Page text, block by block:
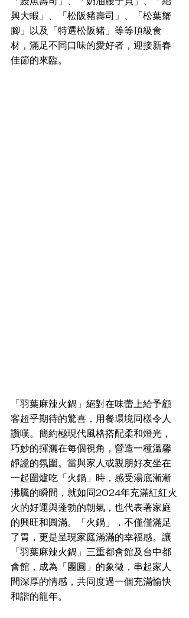
興大蝦」、「松阪豬壽司」、「松葉蟹
腳」以及「特選松阪豬」等等頂級食
材，滿足不同口味的愛好者，迎接新春
佳節的來臨。
「羽葉麻辣火鍋」絕對在味蕾上給予顧
客超乎期待的驚喜，用餐環境同樣令人
讚嘆。簡約極現代風格搭配柔和燈光，
巧妙的揮灑在每個視角，營造一種溫馨
靜謐的氛圍。當與家人或親朋好友坐在
一起圍爐吃「火鍋」時，感受湯底漸漸
沸騰的瞬間，就如同2024年充滿紅紅火
火的好運與蓬勃的朝氣，也代表著家庭
的興旺和圓滿。「火鍋」，不僅僅滿足
了胃，更是呈現家庭滿滿的幸福感。讓
「羽葉麻辣火鍋」三重都會館及台中都
會館，成為「團圓」的象徵，串起家人
間深厚的情感，共同度過一個充滿愉快
和諧的龍年。